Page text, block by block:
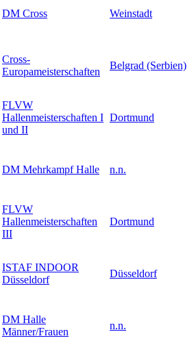
DM Cross Weinstadt
Cross-
Europameisterschaften
Belgrad (Serbien)
FLVW
Hallenmeisterschaften I
und II
Dortmund
DM Mehrkampf Halle n.n.
FLVW
Hallenmeisterschaften
III
Dortmund
ISTAF INDOOR
Düsseldorf
Düsseldorf
DM Halle
Männer/Frauen
n.n.